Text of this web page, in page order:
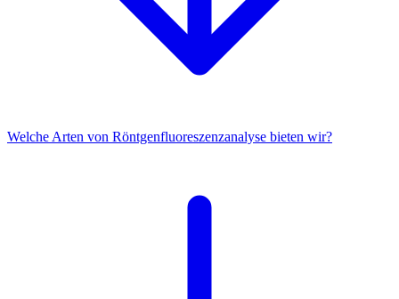
Welche Arten von Röntgenfluoreszenzanalyse bieten wir?